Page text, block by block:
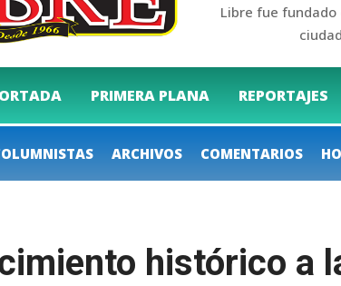
Libre fue fundado
PRIMERA PLANA REPORTAJES
ARCHIVOS COMENTARIOS
histórico a